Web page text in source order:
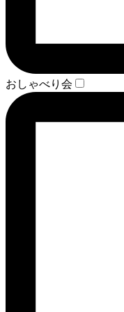
おしゃべり会